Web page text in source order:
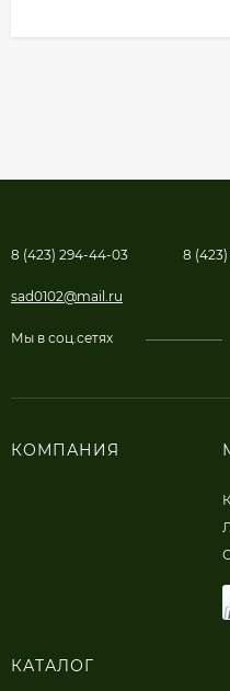
8 (423) 294-44-03 8
sad0102@mail.ru
Мы в соц.сетях
КОМПАНИЯ
КАТАЛОГ